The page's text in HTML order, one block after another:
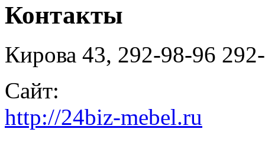
Контакты
Кирова 43, 292-98-96
Сайт:
http://24biz-mebel.ru